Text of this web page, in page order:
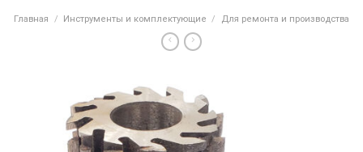
Главная / Инструменты и комплектующие / Для ремонта и производства